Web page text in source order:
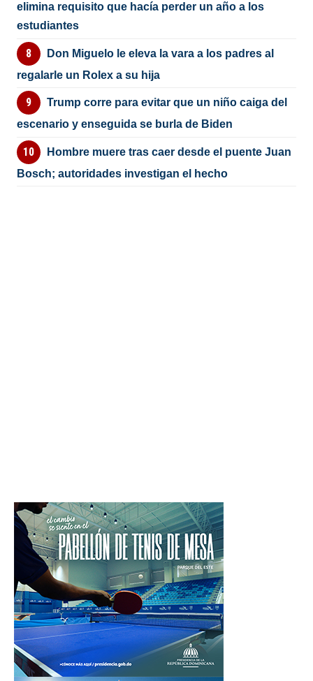
elimina requisito que hacía perder un año a los
estudiantes
Don Miguelo le eleva la vara a los padres al
regalarle un Rolex a su hija
Trump corre para evitar que un niño caiga del
escenario y enseguida se burla de Biden
Hombre muere tras caer desde el puente Juan
Bosch; autoridades investigan el hecho